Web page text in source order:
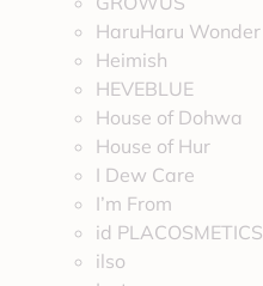
HaruHaru Wonder
Heimish
HEVEBLUE
House of Dohwa
House of Hur
I Dew Care
I’m From
id PLACOSMETICS
ilso